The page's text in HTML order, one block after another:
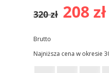
208 zł
320 zł
Brutto
Najniższa cena w okresie